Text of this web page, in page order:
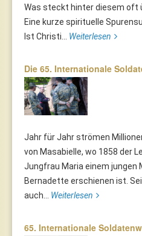
Was steckt hinter diesem oft
Eine kurze spirituelle
Ist Christi... Weiterlesen
Die 65. Internationale
Jahr für Jahr strömen
von Masabielle, wo 1858 der
Jungfrau Maria einem jungen
Bernadette erschienen ist.
auch... Weiterlesen
65. Internationale